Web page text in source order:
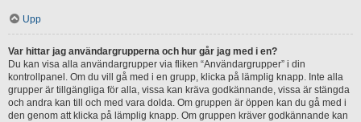
Upp
Var hittar jag användargrupperna och hur går jag med i en?
Du kan visa alla användargrupper via fliken “Användargrupper” i din
kontrollpanel. Om du vill gå med i en grupp, klicka på lämplig knapp. Inte alla
grupper är tillgängliga för alla, vissa kan kräva godkännande, vissa är stängda
och andra kan till och med vara dolda. Om gruppen är öppen kan du gå med i
den genom att klicka på lämplig knapp. Om gruppen kräver godkännande kan